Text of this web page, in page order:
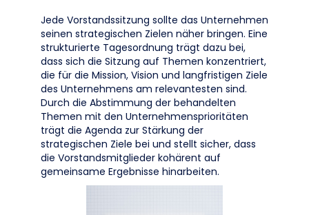
Jede Vorstandssitzung sollte das Unternehmen
seinen strategischen Zielen näher bringen. Eine
strukturierte Tagesordnung trägt dazu bei,
dass sich die Sitzung auf Themen konzentriert,
die für die Mission, Vision und langfristigen Ziele
des Unternehmens am relevantesten sind.
Durch die Abstimmung der behandelten
Themen mit den Unternehmensprioritäten
trägt die Agenda zur Stärkung der
strategischen Ziele bei und stellt sicher, dass
die Vorstandsmitglieder kohärent auf
gemeinsame Ergebnisse hinarbeiten.